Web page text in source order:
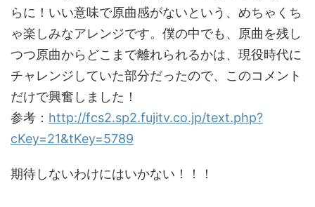
らに！いい意味で原曲感がないという、めちゃくち
ゃ楽しみなアレンジです。僕の中でも、原曲を残し
つつ原曲からどこまで離れられるかは、現役時代に
チャレンジしていた部分だったので、このコメント
だけで興奮しました！
参考： http://fcs2.sp2.fujitv.co.jp/text.php?
cKey=21&tKey=5789
期待しないわけにはいかない！！！